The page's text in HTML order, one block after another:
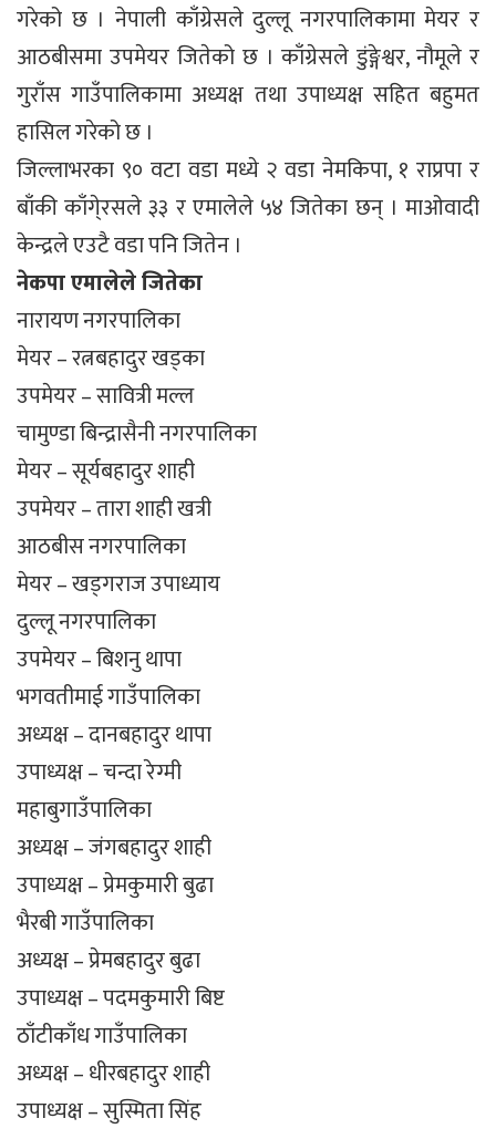
गरेको छ । नेपाली काँग्रेसले दुल्लू नगरपालिकामा मेयर र
आठबीसमा उपमेयर जितेको छ । काँग्रेसले डुंङ्गेश्वर, नौमूले र
गुराँस गाउँपालिकामा अध्यक्ष तथा उपाध्यक्ष सहित बहुमत
हासिल गरेको छ ।
जिल्लाभरका ९० वटा वडा मध्ये २ वडा नेमकिपा, १ राप्रपा र
बाँकी काँगे्रसले ३३ र एमालेले ५४ जितेका छन् । माओवादी
केन्द्रले एउटै वडा पनि जितेन ।
नेकपा एमालेले जितेका
नारायण नगरपालिका
मेयर – रत्नबहादुर खड्का
उपमेयर – सावित्री मल्ल
चामुण्डा बिन्द्रासैनी नगरपालिका
मेयर – सूर्यबहादुर शाही
उपमेयर – तारा शाही खत्री
आठबीस नगरपालिका
मेयर – खड्गराज उपाध्याय
दुल्लू नगरपालिका
उपमेयर – बिशनु थापा
भगवतीमाई गाउँपालिका
अध्यक्ष – दानबहादुर थापा
उपाध्यक्ष – चन्दा रेग्मी
महाबुगाउँपालिका
अध्यक्ष – जंगबहादुर शाही
उपाध्यक्ष – प्रेमकुमारी बुढा
भैरबी गाउँपालिका
अध्यक्ष – प्रेमबहादुर बुढा
उपाध्यक्ष – पदमकुमारी बिष्ट
ठाँटीकाँध गाउँपालिका
अध्यक्ष – धीरबहादुर शाही
उपाध्यक्ष – सुस्मिता सिंह